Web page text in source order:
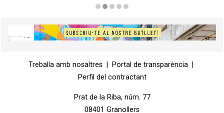
Treballa amb nosaltres
Portal de transparència
Perfil del contractant
Prat de la Riba, núm. 77
08401 Granollers